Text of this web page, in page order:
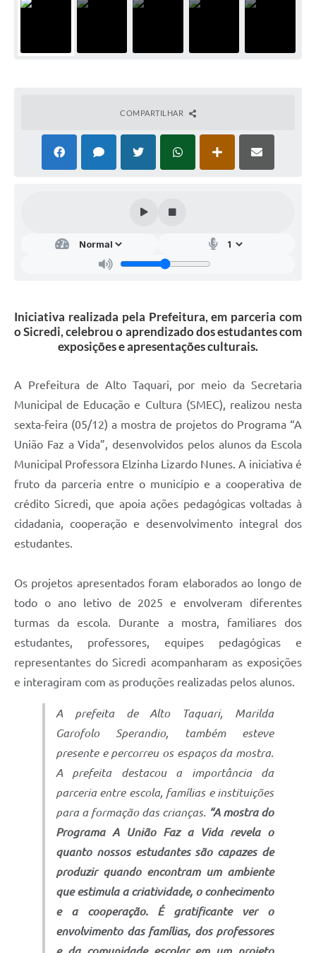
COMPARTILHAR
Iniciativa realizada pela Prefeitura, em parceria com
o Sicredi, celebrou o aprendizado dos estudantes com
exposições e apresentações culturais.
A Prefeitura de Alto Taquari, por meio da Secretaria
Municipal de Educação e Cultura (SMEC), realizou nesta
sexta-feira (05/12) a mostra de projetos do Programa “A
União Faz a Vida”, desenvolvidos pelos alunos da Escola
Municipal Professora Elzinha Lizardo Nunes. A iniciativa é
fruto da parceria entre o município e a cooperativa de
crédito Sicredi, que apoia ações pedagógicas voltadas à
cidadania, cooperação e desenvolvimento integral dos
estudantes.
Os projetos apresentados foram elaborados ao longo de
todo o ano letivo de 2025 e envolveram diferentes
turmas da escola. Durante a mostra, familiares dos
estudantes, professores, equipes pedagógicas e
representantes do Sicredi acompanharam as exposições
e interagiram com as produções realizadas pelos alunos.
A prefeita de Alto Taquari, Marilda
Garofolo Sperandio, também esteve
presente e percorreu os espaços da mostra.
A prefeita destacou a importância da
parceria entre escola, famílias e instituições
para a formação das crianças. “A mostra do
Programa A União Faz a Vida revela o
quanto nossos estudantes são capazes de
produzir quando encontram um ambiente
que estimula a criatividade, o conhecimento
e a cooperação. É gratificante ver o
envolvimento das famílias, dos professores